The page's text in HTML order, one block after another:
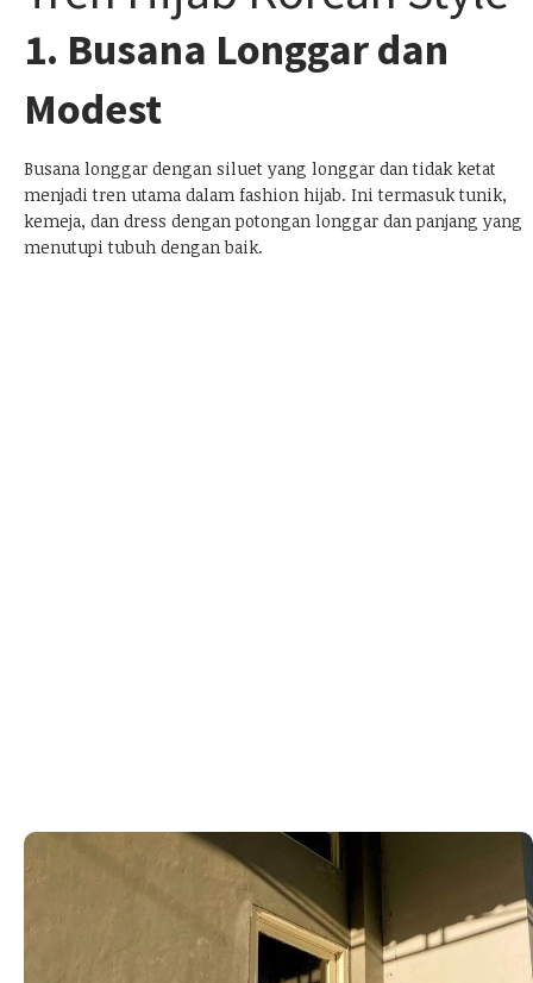
1. Busana Longgar dan
Modest
Busana longgar dengan siluet yang longgar dan tidak ketat
menjadi tren utama dalam fashion hijab. Ini termasuk tunik,
kemeja, dan dress dengan potongan longgar dan panjang yang
menutupi tubuh dengan baik.